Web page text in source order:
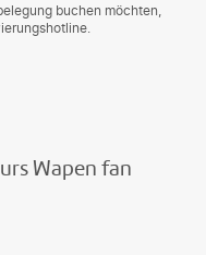
buchen möchten,
Wapen fan